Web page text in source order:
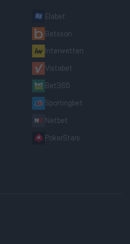
Elabet
Betsson
Interwetten
Vistabet
Bet365
Sportingbet
Netbet
PokerStars